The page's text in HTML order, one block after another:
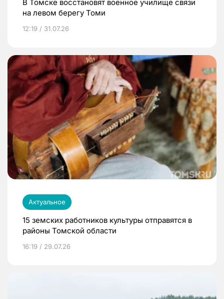
В Томске восстановят военное училище связи
на левом берегу Томи
12:19 / 31.07.26
Актуальное
15 земских работников культуры отправятся в
районы Томской области
16:19 / 29.07.26